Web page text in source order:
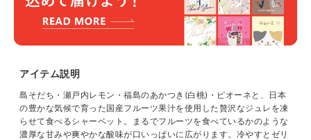
アイテム説明
島そだち・瀬戸内レモン・福島のあかつき(白桃)・ピオーネと、日本
の豊かな気候で育った国産フルーツ果汁を使用した贅沢なジュレを凍
らせて食べるシャーベット。まるでフルーツを食べているかのような
濃厚な甘みや爽やかな酸味が口いっぱいに広がります。冷やすとゼリ